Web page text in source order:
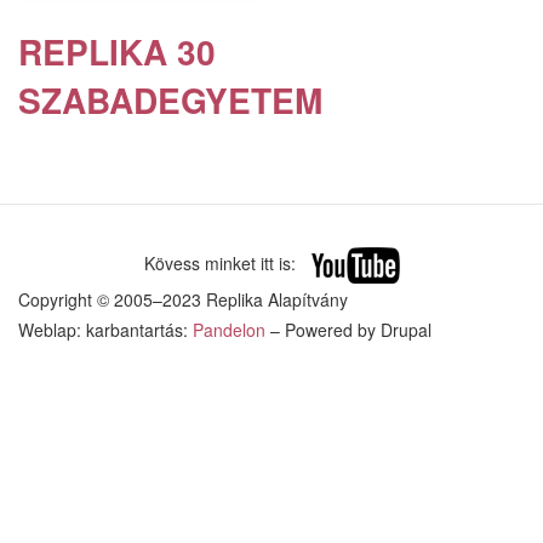
REPLIKA 30
SZABADEGYETEM
Kövess minket itt is:
Copyright © 2005–2023 Replika Alapítvány
Weblap: karbantartás: Pandelon – Powered by Drupal